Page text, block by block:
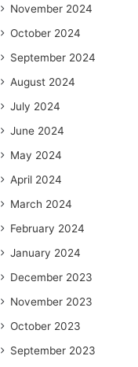
November 2024
October 2024
September 2024
August 2024
July 2024
June 2024
May 2024
April 2024
March 2024
February 2024
January 2024
December 2023
November 2023
October 2023
September 2023